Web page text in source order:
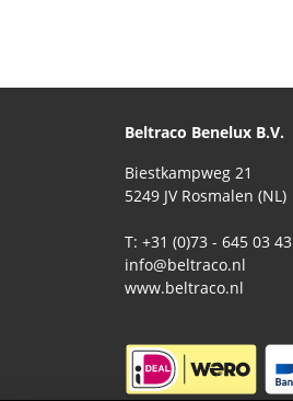
Beltraco Benelux B.V.
Biestkampweg 21
5249 JV Rosmalen (NL)
T: +31 (0)73 - 645 03 43
info@beltraco.nl
www.beltraco.nl